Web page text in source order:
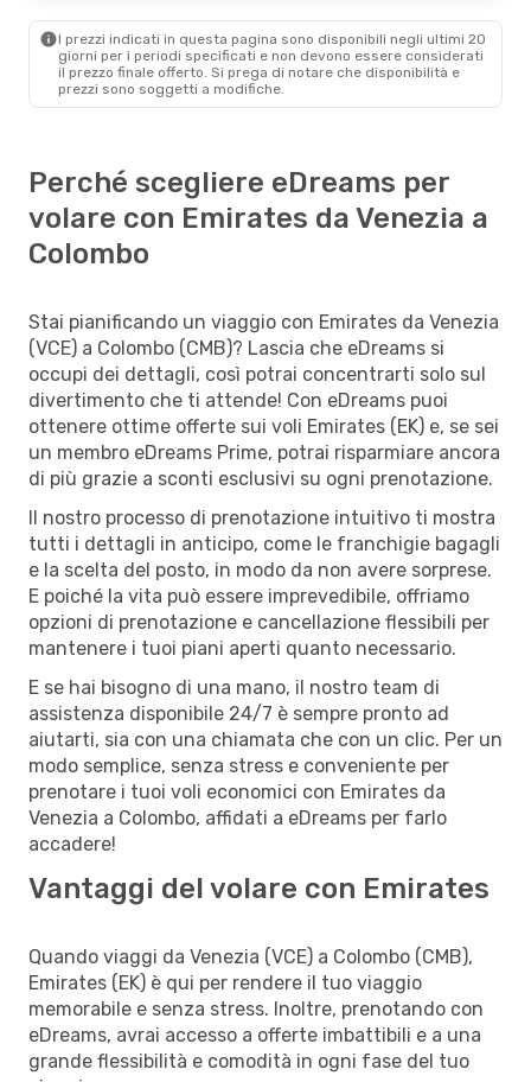
I prezzi indicati in questa pagina sono disponibili negli ultimi 20
giorni per i periodi specificati e non devono essere considerati
il ​​prezzo finale offerto. Si prega di notare che disponibilità e
prezzi sono soggetti a modifiche.
Perché scegliere eDreams per
volare con Emirates da Venezia a
Colombo
Stai pianificando un viaggio con Emirates da Venezia
(VCE) a Colombo (CMB)? Lascia che eDreams si
occupi dei dettagli, così potrai concentrarti solo sul
divertimento che ti attende! Con eDreams puoi
ottenere ottime offerte sui voli Emirates (EK) e, se sei
un membro eDreams Prime, potrai risparmiare ancora
di più grazie a sconti esclusivi su ogni prenotazione.
Il nostro processo di prenotazione intuitivo ti mostra
tutti i dettagli in anticipo, come le franchigie bagagli
e la scelta del posto, in modo da non avere sorprese.
E poiché la vita può essere imprevedibile, offriamo
opzioni di prenotazione e cancellazione flessibili per
mantenere i tuoi piani aperti quanto necessario.
E se hai bisogno di una mano, il nostro team di
assistenza disponibile 24/7 è sempre pronto ad
aiutarti, sia con una chiamata che con un clic. Per un
modo semplice, senza stress e conveniente per
prenotare i tuoi voli economici con Emirates da
Venezia a Colombo, affidati a eDreams per farlo
accadere!
Vantaggi del volare con Emirates
Quando viaggi da Venezia (VCE) a Colombo (CMB),
Emirates (EK) è qui per rendere il tuo viaggio
memorabile e senza stress. Inoltre, prenotando con
eDreams, avrai accesso a offerte imbattibili e a una
grande flessibilità e comodità in ogni fase del tuo